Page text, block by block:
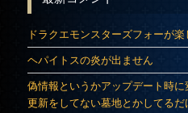
ドラクエモンスターズフォーが楽
ヘパイトスの炎が出ません
偽情報というかアップデート時
更新をしてない墓地とかしてる